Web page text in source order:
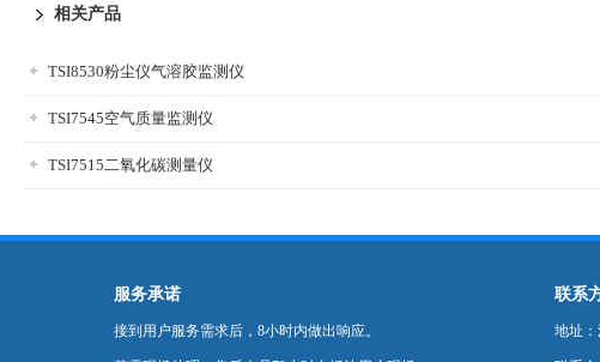
相关产品
TSI8530粉尘仪气溶胶监测仪
TSI7545空气质量监测仪
TSI7515二氧化碳测量仪
服务承诺
接到用户服务需求后，8小时内做出响应。
联系
地址：